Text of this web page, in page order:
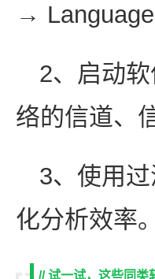
→
2、启动
络的信道、
3、使用
化分析效率。
// 试一试，这些同类